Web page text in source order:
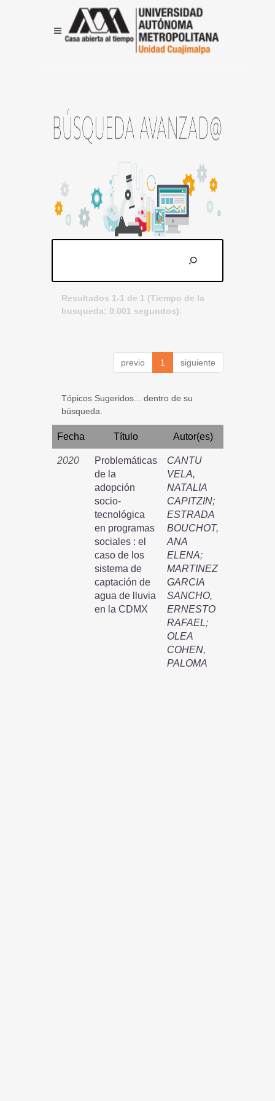
Resultados 1-1 de 1 (Tiempo de la
busqueda: 0.001 segundos).
previo 1 siguiente
Tópicos Sugeridos... dentro de su
búsqueda.
Fecha Título Autor(es)
2020
Problemáticas
de la
adopción
socio-
tecnológica
en programas
sociales : el
caso de los
sistema de
captación de
agua de lluvia
en la CDMX
CANTU
VELA,
NATALIA
CAPITZIN;
ESTRADA
BOUCHOT,
ANA
ELENA;
MARTINEZ
GARCIA
SANCHO,
ERNESTO
RAFAEL;
OLEA
COHEN,
PALOMA